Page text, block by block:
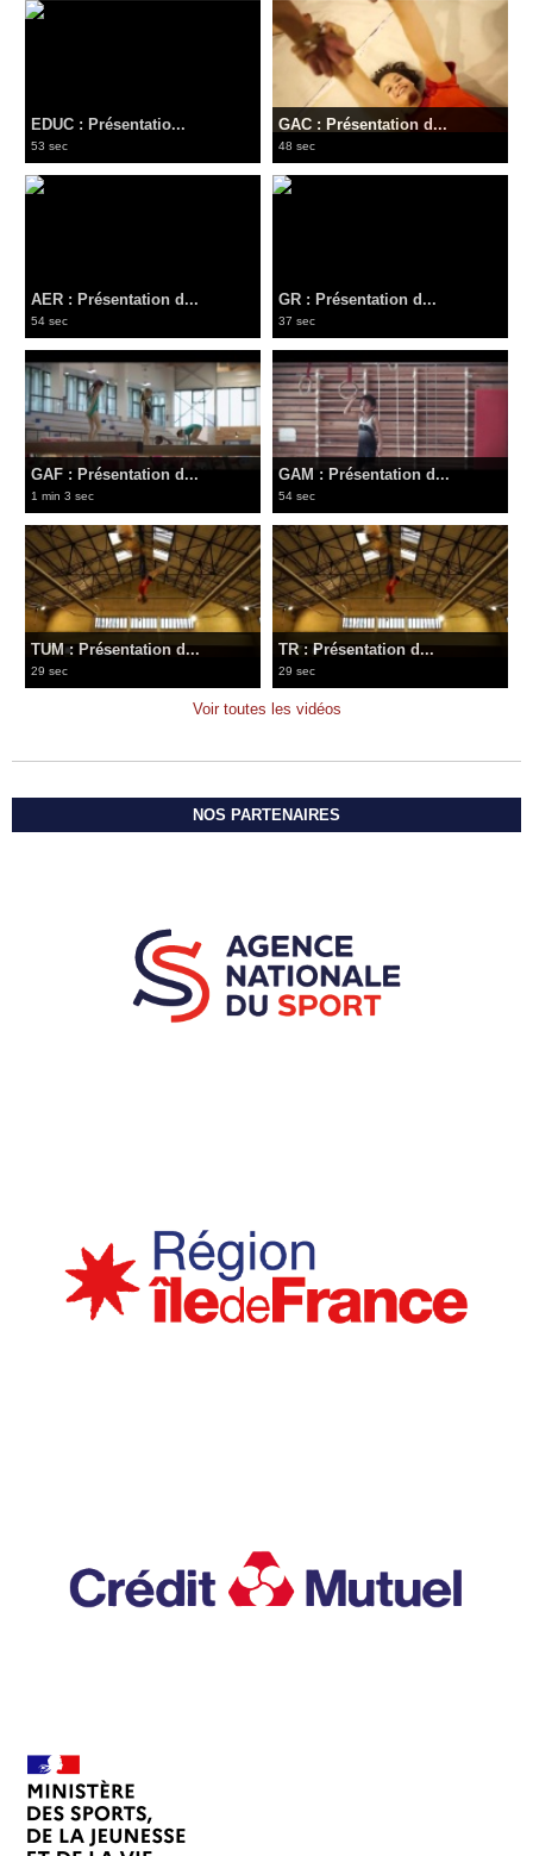
EDUC : Présentatio...
53 sec
GAC : Présentation d...
48 sec
AER : Présentation d...
54 sec
GR : Présentation d...
37 sec
GAF : Présentation d...
1 min 3 sec
GAM : Présentation d...
54 sec
TUM : Présentation d...
29 sec
TR : Présentation d...
29 sec
Voir toutes les vidéos
NOS PARTENAIRES